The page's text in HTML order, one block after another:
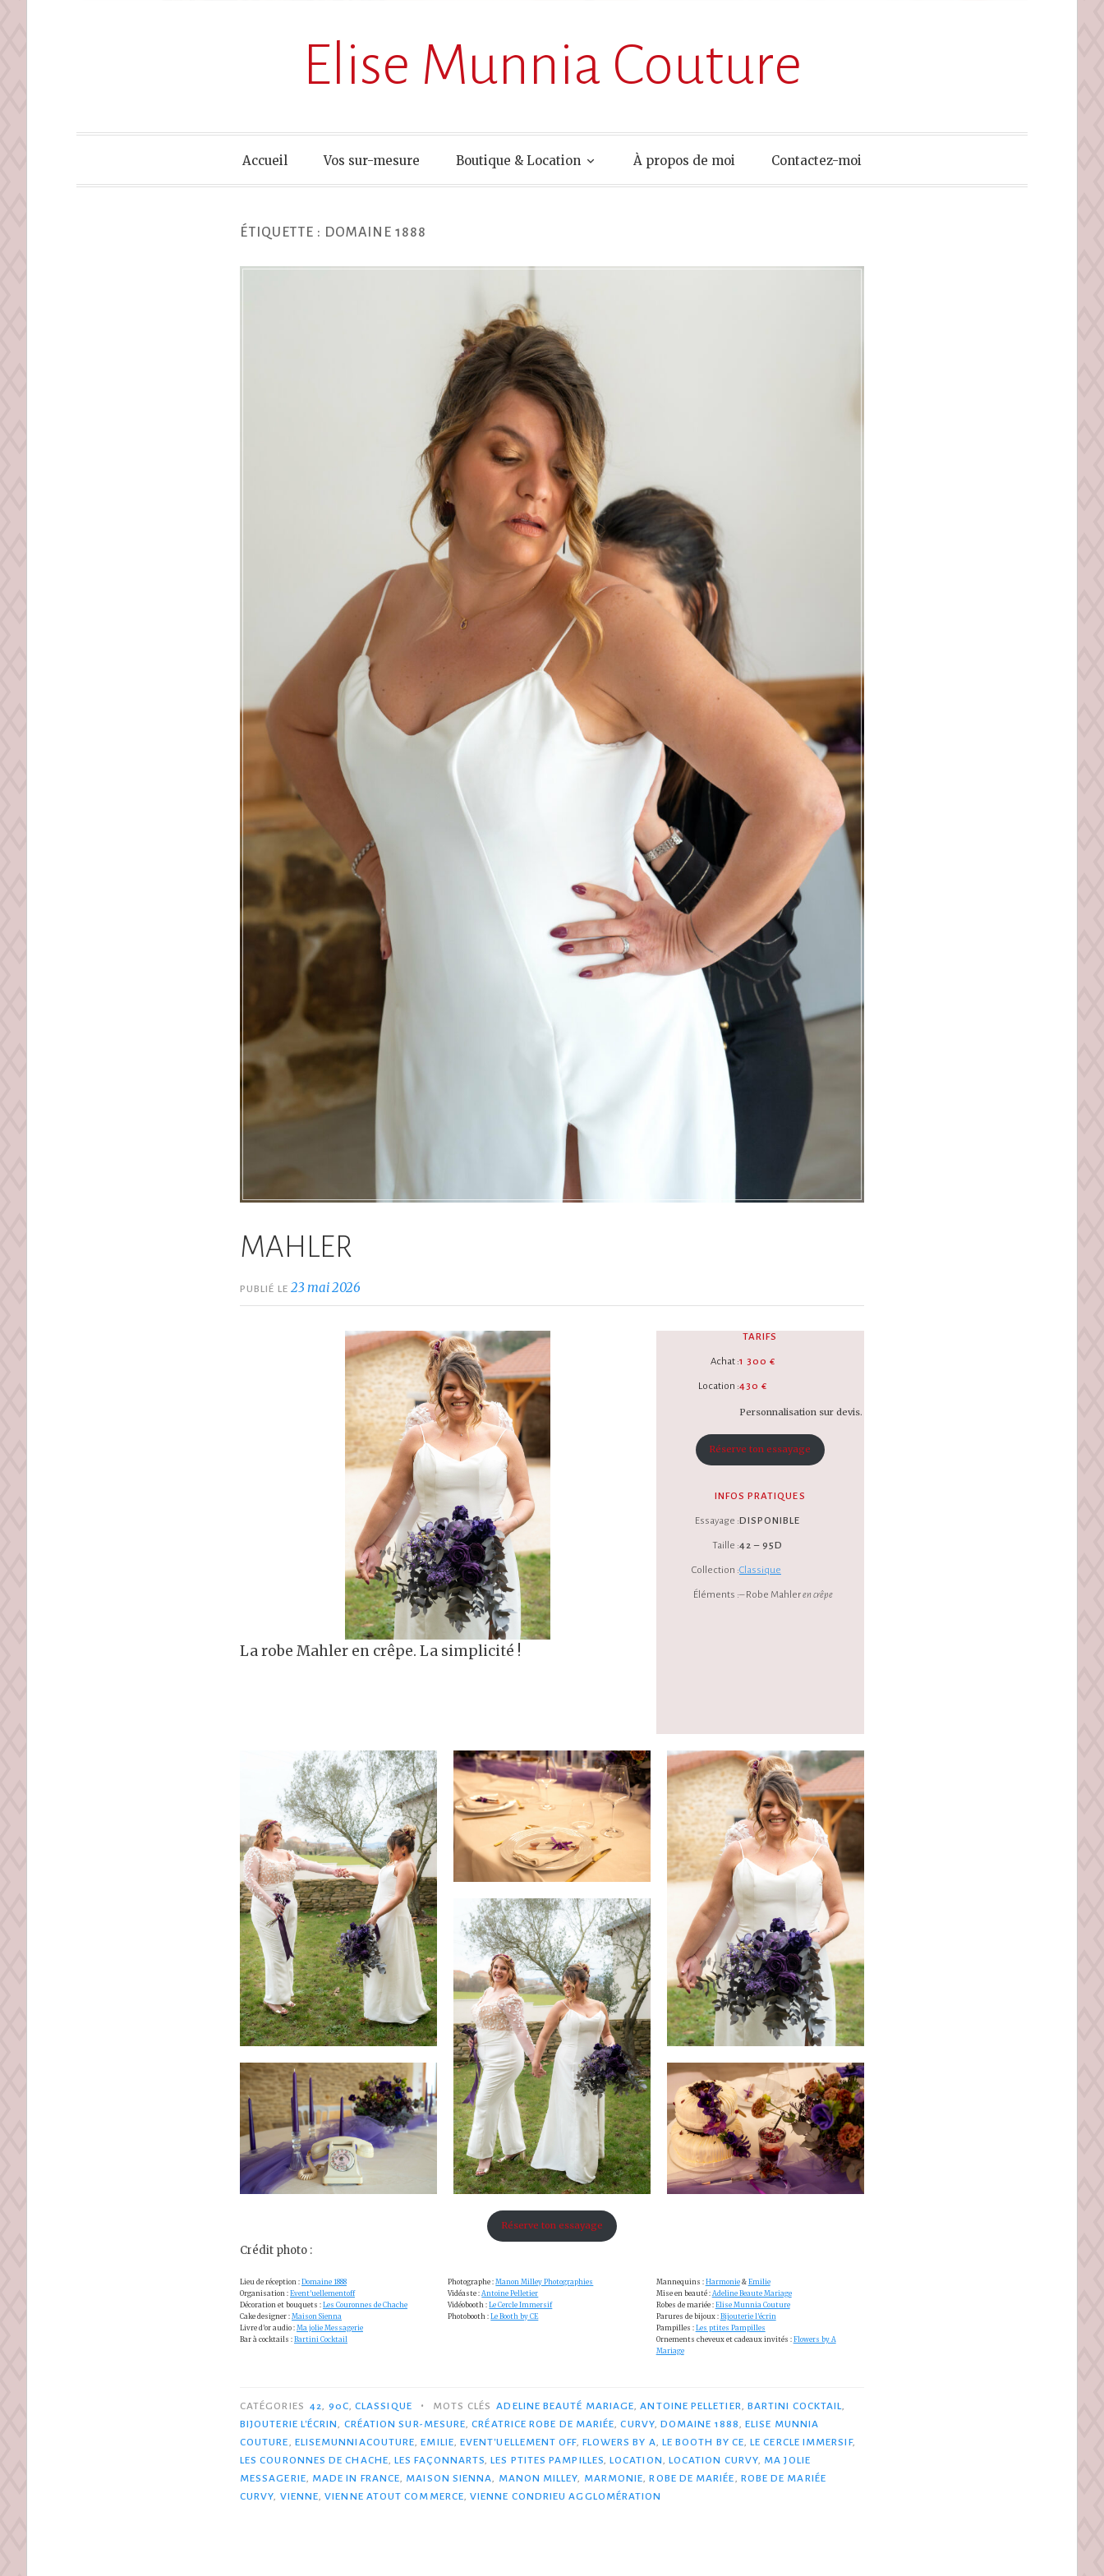
Elise Munnia Couture
Accueil Vos sur-mesure Boutique & Location À propos de moi Contactez-moi
ÉTIQUETTE : DOMAINE 1888
MAHLER
PUBLIÉ LE 23 mai 2026
La robe Mahler en crêpe. La simplicité !
TARIFS
Achat :
Location :
1 300 €
430 €
Personnalisation sur devis.
Réserve ton essayage
INFOS PRATIQUES
Essayage :
Taille :
Collection :
Éléments :
DISPONIBLE
42 – 95D
Classique
– Robe Mahleren crêpe
Réserve ton essayage
Crédit photo :
Lieu de réception : Domaine 1888
Organisation : Event’uellementoff
Décoration et bouquets : Les Couronnes de Chache
Cake designer : Maison Sienna
Livre d’or audio : Ma jolie Messagerie
Bar à cocktails : Bartini Cocktail
Photographe :Manon Milley Photographies
Vidéaste :Antoine Pelletier
Vidéobooth :Le Cercle Immersif
Photobooth :Le Booth by CE
Mannequins : Harmonie& Emilie
Mise en beauté : Adeline Beaute Mariage
Robes de mariée : Elise Munnia Couture
Parures de bijoux : Bijouterie l’écrin
Pampilles : Les ptites Pampilles
Ornements cheveux et cadeaux invités : Flowers by A
Mariage
CATÉGORIES 42, 90C,CLASSIQUE • MOTS CLÉS ADELINE BEAUTÉ MARIAGE,ANTOINE PELLETIER, BARTINI COCKTAIL,
BIJOUTERIE L'ÉCRIN, CRÉATION SUR-MESURE,CRÉATRICE ROBE DE MARIÉE,CURVY, DOMAINE 1888,ELISE MUNNIA
COUTURE, ELISEMUNNIACOUTURE,EMILIE,EVENT'UELLEMENT OFF, FLOWERS BY A, LE BOOTH BY CE,LE CERCLE IMMERSIF,
LES COURONNES DE CHACHE,LES FAÇONNARTS,LES PTITES PAMPILLES,LOCATION, LOCATION CURVY, MA JOLIE
MESSAGERIE, MADE IN FRANCE, MAISON SIENNA, MANON MILLEY, MARMONIE,ROBE DE MARIÉE, ROBE DE MARIÉE
CURVY, VIENNE,VIENNE ATOUT COMMERCE,VIENNE CONDRIEU AGGLOMÉRATION